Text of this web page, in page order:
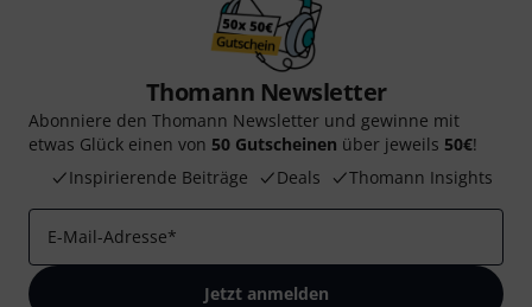
Thomann Newsletter
Abonniere den Thomann Newsletter und gewinne mit
etwas Glück einen von 50 Gutscheinen über jeweils 50€!
Inspirierende Beiträge
Deals Thomann Insights
E-Mail-Adresse*
Jetzt anmelden